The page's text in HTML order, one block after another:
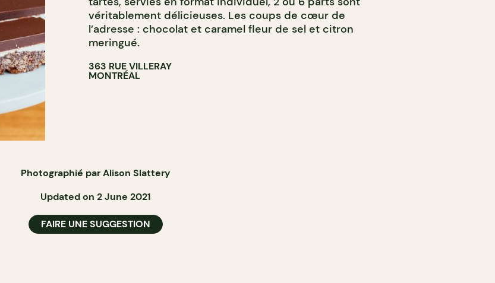
véritablement délicieuses. Les coups de cœur de
l’adresse : chocolat et caramel fleur de sel et citron
meringué.
363 RUE VILLERAY
MONTRÉAL
Photographié par Alison Slattery
Updated on 2 June 2021
FAIRE UNE SUGGESTION